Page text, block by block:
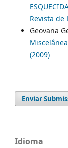
Revista de
Geovana
(2009)
Enviar
Idioma